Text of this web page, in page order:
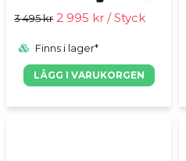
3 495 kr 2 995 kr / Styck
Finns i lager*
LÄGG I VARUKORGEN